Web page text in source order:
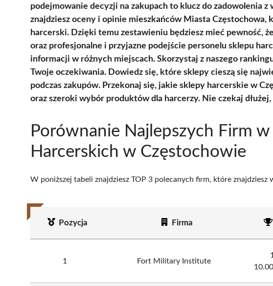
podejmowanie decyzji na zakupach to klucz do zadowolenia
znajdziesz oceny i opinie mieszkańców Miasta Częstochowa,
harcerski. Dzięki temu zestawieniu będziesz mieć pewność,
oraz profesjonalne i przyjazne podejście personelu sklepu
informacji w różnych miejscach. Skorzystaj z naszego
Twoje oczekiwania. Dowiedz się, które sklepy cieszą się
podczas zakupów. Przekonaj się, jakie sklepy harcerskie w
oraz szeroki wybór produktów dla harcerzy. Nie czekaj
Porównanie Najlepszych Firm
Harcerskich w Częstochowie
W poniższej tabeli znajdziesz TOP 3 polecanych firm, które znajdziesz
Pozycja Firma
1 Fort Military Institute
10.00